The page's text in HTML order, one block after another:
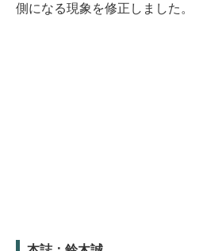
側になる現象を修正しました。